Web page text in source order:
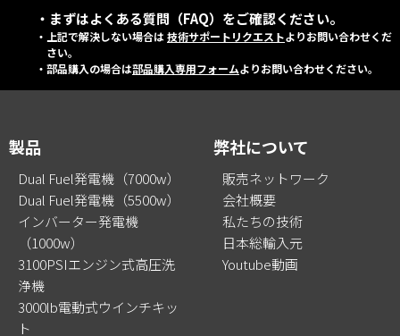
・まずはよくある質問（FAQ）をご確認ください。
・上記で解決しない場合は技術サポートリクエストよりお問い合わせくだ
さい。
・部品購入の場合は部品購入専用フォームよりお問い合わせください。
製品
Dual Fuel発電機（7000w）
Dual Fuel発電機（5500w）
インバーター発電機
（1000w）
3100PSIエンジン式高圧洗
浄機
3000lb電動式ウインチキッ
ト
弊社について
販売ネットワーク
会社概要
私たちの技術
日本総輸入元
Youtube動画